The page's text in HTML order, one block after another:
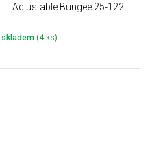
Adjustable Bungee 25-122
skladem (4 ks)